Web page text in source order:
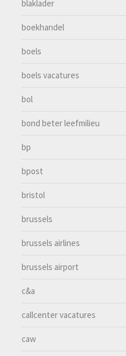
blaklader
boekhandel
boels
boels vacatures
bol
bond beter leefmilieu
bp
bpost
bristol
brussels
brussels airlines
brussels airport
c&a
callcenter vacatures
caw